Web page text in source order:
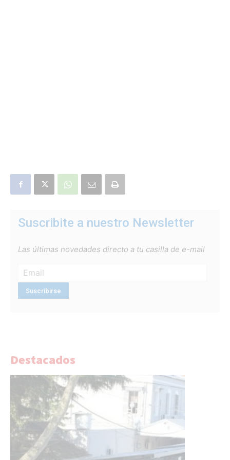
Suscribite a nuestro Newsletter
Las últimas novedades directo a tu casilla de e-mail
Destacados